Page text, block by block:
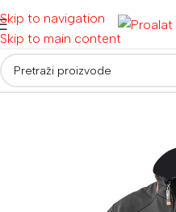
Skip to navigation
Skip to main content
Početna/ Radna odjeća i obuća